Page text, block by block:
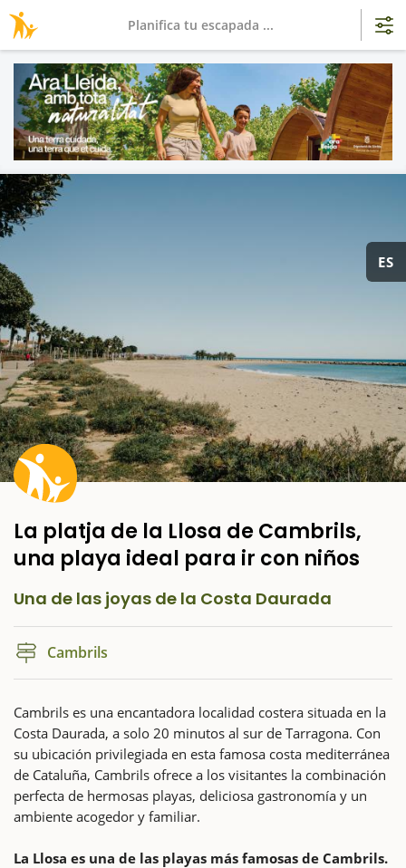
ES
La platja de la Llosa de Cambrils,
una playa ideal para ir con niños
Una de las joyas de la Costa Daurada
Cambrils
Cambrils es una encantadora localidad costera situada en la
Costa Daurada, a solo 20 minutos al sur de Tarragona. Con
su ubicación privilegiada en esta famosa costa mediterránea
de Cataluña, Cambrils ofrece a los visitantes la combinación
perfecta de hermosas playas, deliciosa gastronomía y un
ambiente acogedor y familiar.
La Llosa es una de las playas más famosas de Cambrils.
Planifica tu escapada ...